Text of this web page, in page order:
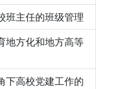
班主任的班级管理
地方化和地方高等
下高校党建工作的